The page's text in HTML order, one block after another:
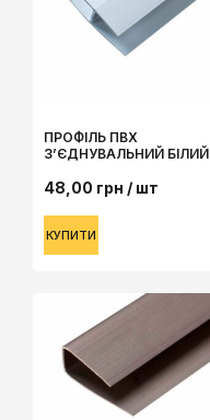
ПРОФІЛЬ ПВХ
З’ЄДНУВАЛЬНИЙ БІЛИЙ
48,00 грн / шт
КУПИТИ